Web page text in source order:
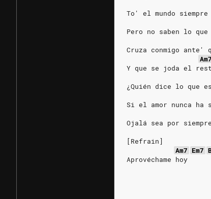
To' el mundo
Pero no saben lo
Cruza conmigo ante'
Am7
Y que se joda el
¿Quién dice lo que
Si el amor nunca ha
Ojalá sea por
[Refrain]
Am7 Em7
Aprovéchame hoy